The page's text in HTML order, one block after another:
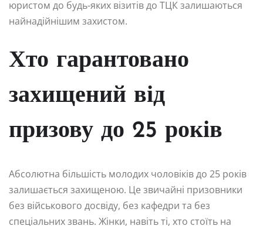
юристом до будь-яких візитів до ТЦК залишаються
найнадійнішим захистом.
Хто гарантовано
захищений від
призову до 25 років
Абсолютна більшість молодих чоловіків до 25 років
залишається захищеною. Це звичайні призовники
без військового досвіду, без кафедри та без
спеціальних звань. Жінки, навіть ті, хто стоїть на